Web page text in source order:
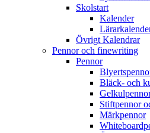
Skolstart
Kalender
Övrigt Kalendrar
Pennor och finewriting
Pennor
Bläck- och
Stiftpennor
Märkpennor